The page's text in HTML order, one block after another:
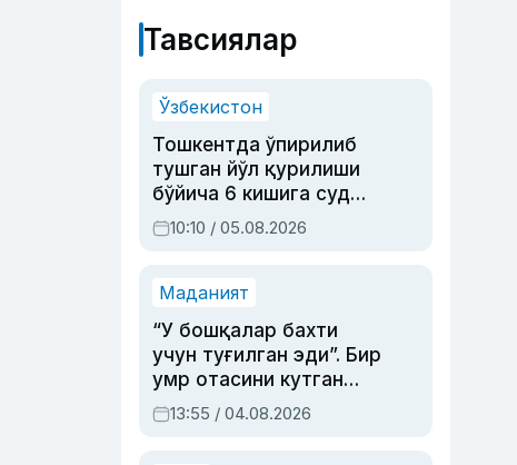
Тавсиялар
Ўзбекистон
Тошкентда ўпирилиб
тушган йўл қурилиши
бўйича 6 кишига суд
ҳукми ўқилди
10:10 / 05.08.2026
Маданият
“У бошқалар бахти
учун туғилган эди”. Бир
умр отасини кутган
актриса ва дубльяж
устаси Римма
13:55 / 04.08.2026